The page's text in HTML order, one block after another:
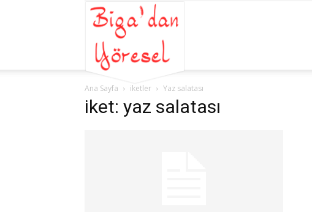
Ana Sayfa iketler Yaz salatası
iket: yaz salatası